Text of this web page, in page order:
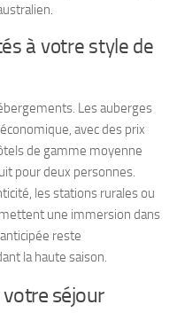
à votre style de
Les auberges
avec des prix
de gamme moyenne
pour deux personnes.
les stations rurales ou
une immersion dans
reste
la haute saison.
séjour